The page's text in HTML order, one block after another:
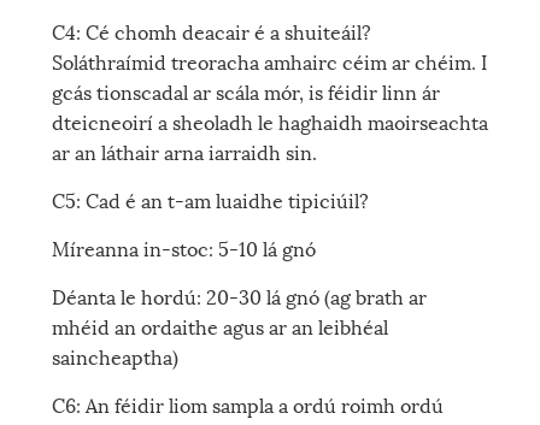
C4: Cé chomh deacair é a shuiteáil?
Soláthraímid treoracha amhairc céim ar chéim. I
gcás tionscadal ar scála mór, is féidir linn ár
dteicneoirí a sheoladh le haghaidh maoirseachta
ar an láthair arna iarraidh sin.
C5: Cad é an t-am luaidhe tipiciúil?
Míreanna in-stoc: 5-10 lá gnó
Déanta le hordú: 20-30 lá gnó (ag brath ar
mhéid an ordaithe agus ar an leibhéal
saincheaptha)
C6: An féidir liom sampla a ordú roimh ordú